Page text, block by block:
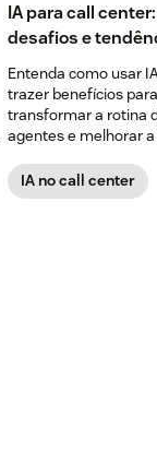
IA para call
desafios e
Entenda como usar
trazer benefícios
transformar a rotina
agentes e melhorar
IA no call center